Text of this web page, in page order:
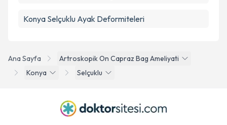
Ana Sayfa
Artroskopik On Capraz Bag Ameliyati
Konya
Selçuklu
Konya Selçuklu Ayak Deformiteleri